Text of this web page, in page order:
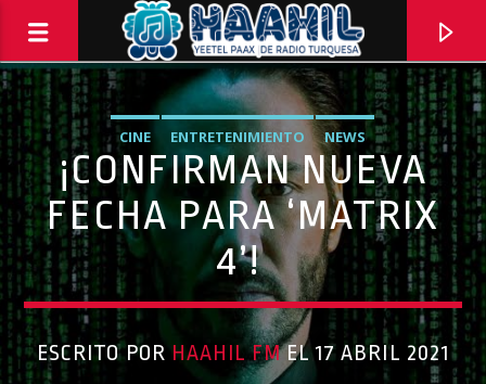
CINE ENTRETENIMIENTO NEWS
¡CONFIRMAN NUEVA
FECHA PARA ‘MATRIX
4’!
ESCRITO POR HAAHIL FMEL 17 ABRIL 2021